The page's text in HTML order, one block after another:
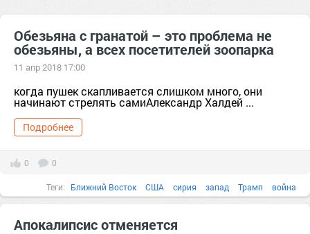
Обезьяна с гранатой – это проблема не
обезьяны, а всех посетителей зоопарка
11 апр 2018 17:00
когда пушек скапливается слишком много, они
начинают стрелять самиАлександр Халдей ...
Подробнее
0 0
Теги: Ближний Восток США сирия запад Трамп война
Апокалипсис отменяется